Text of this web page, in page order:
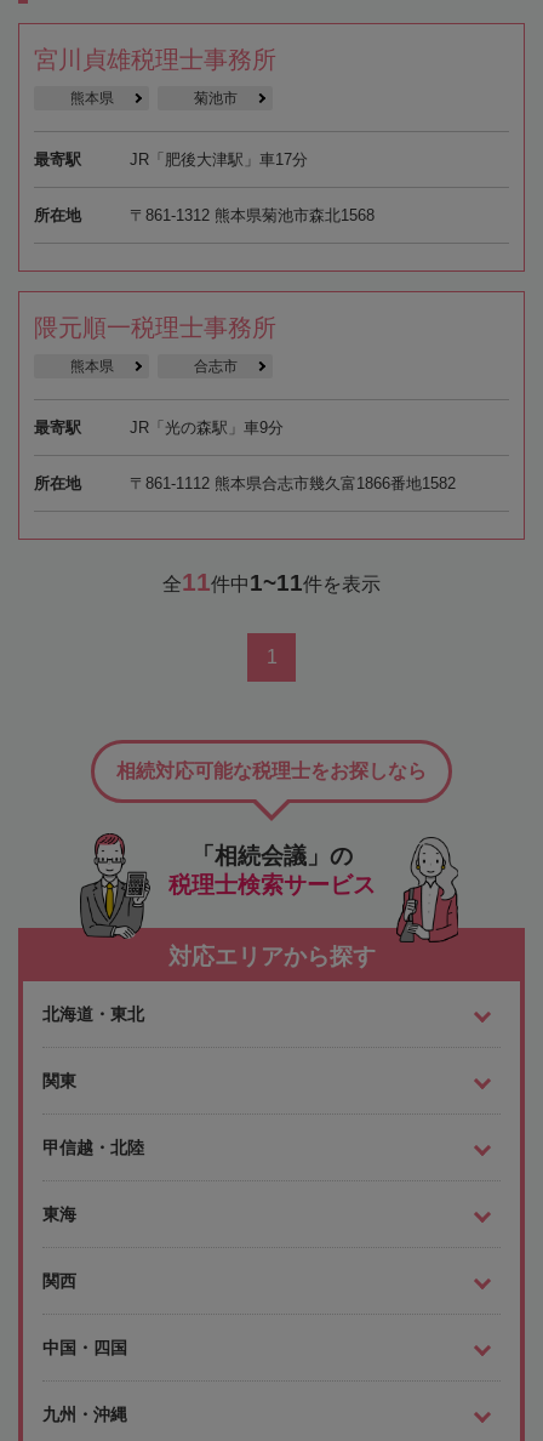
宮川貞雄税理士事務所
熊本県 菊池市
最寄駅 JR「肥後大津駅」車17分
所在地 〒861-1312 熊本県菊池市森北1568
隈元順一税理士事務所
熊本県 合志市
最寄駅 JR「光の森駅」車9分
所在地 〒861-1112 熊本県合志市幾久富1866番地1582
全11件中1~11件を表示
1
「相続会議」の
税理士検索サービス
相続対応可能な税理士をお探しなら
対応エリアから探す
北海道・東北
関東
甲信越・北陸
東海
関西
中国・四国
九州・沖縄